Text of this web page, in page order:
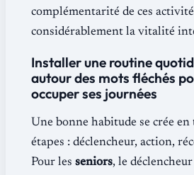
complémentarité de ces
considérablement la vitalité
Installer une routine
autour des mots fléchés
occuper ses journées
Une bonne habitude se crée en
étapes : déclencheur, action,
Pour les seniors, le